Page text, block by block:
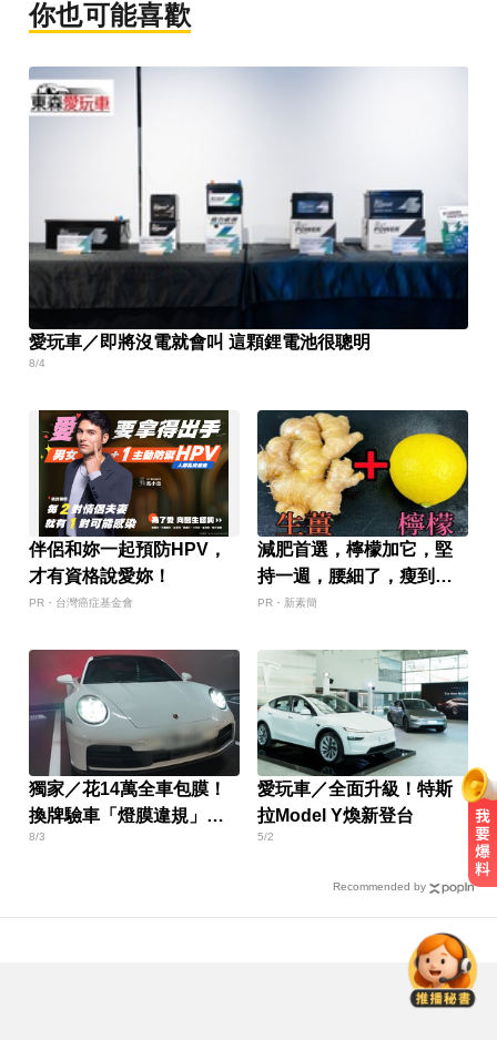
你也可能喜歡
愛玩車／即將沒電就會叫 這顆鋰電池很聰明
8/4
伴侶和妳一起預防HPV，
才有資格說愛妳！
PR・台灣癌症基金會
減肥首選，檸檬加它，堅
持一週，腰細了，瘦到你
懷疑人生
PR・新素簡
獨家／花14萬全車包膜！
換牌驗車「燈膜違規」當
場被撕
8/3
愛玩車／全面升級！特斯
拉Model Y煥新登台
5/2
Recommended by
籃球／瓊斯盃8／14開戰！男子組迎